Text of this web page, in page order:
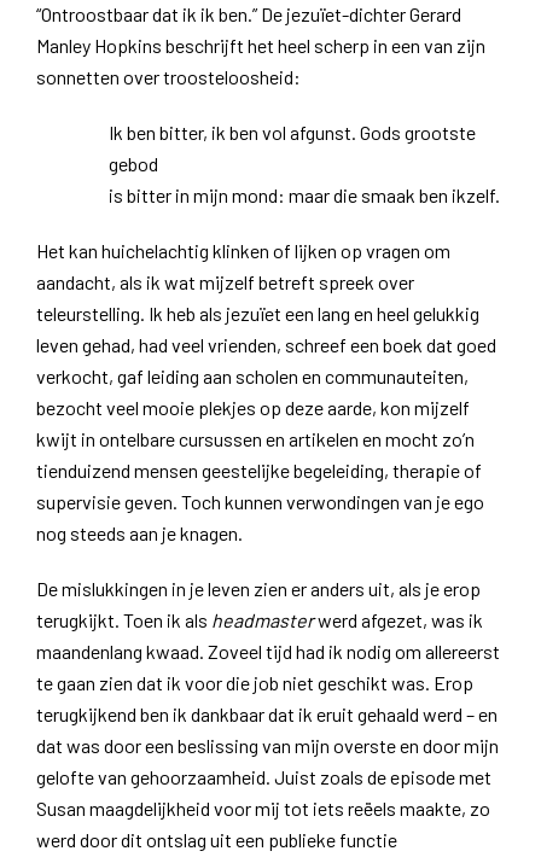
“Ontroostbaar dat ik ik ben.” De jezuïet-dichter Gerard
Manley Hopkins beschrijft het heel scherp in een van zijn
sonnetten over troosteloosheid:
Ik ben bitter, ik ben vol afgunst. Gods grootste
gebod
is bitter in mijn mond: maar die smaak ben ikzelf.
Het kan huichelachtig klinken of lijken op vragen om
aandacht, als ik wat mijzelf betreft spreek over
teleurstelling. Ik heb als jezuïet een lang en heel gelukkig
leven gehad, had veel vrienden, schreef een boek dat goed
verkocht, gaf leiding aan scholen en communauteiten,
bezocht veel mooie plekjes op deze aarde, kon mijzelf
kwijt in ontelbare cursussen en artikelen en mocht zo’n
tienduizend mensen geestelijke begeleiding, therapie of
supervisie geven. Toch kunnen verwondingen van je ego
nog steeds aan je knagen.
De mislukkingen in je leven zien er anders uit, als je erop
terugkijkt. Toen ik als headmasterwerd afgezet, was ik
maandenlang kwaad. Zoveel tijd had ik nodig om allereerst
te gaan zien dat ik voor die job niet geschikt was. Erop
terugkijkend ben ik dankbaar dat ik eruit gehaald werd – en
dat was door een beslissing van mijn overste en door mijn
gelofte van gehoorzaamheid. Juist zoals de episode met
Susan maagdelijkheid voor mij tot iets reëels maakte, zo
werd door dit ontslag uit een publieke functie